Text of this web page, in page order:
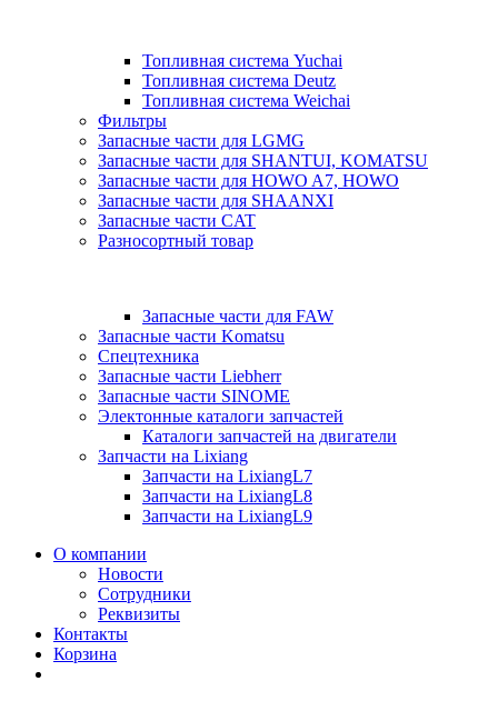
Топливная система Yuchai
Топливная система Deutz
Топливная система Weichai
Фильтры
Запасные части для LGMG
Запасные части для SHANTUI, KOMATSU
Запасные части для HOWO A7, HOWO
Запасные части для SHAANXI
Запасные части CAT
Разносортный товар
Запасные части для FAW
Запасные части Komatsu
Спецтехника
Запасные части Liebherr
Запасные части SINOME
Электонные каталоги запчастей
Каталоги запчастей на двигатели
Запчасти на Lixiang
Запчасти на LixiangL7
Запчасти на LixiangL8
Запчасти на LixiangL9
О компании
Новости
Сотрудники
Реквизиты
Контакты
Корзина